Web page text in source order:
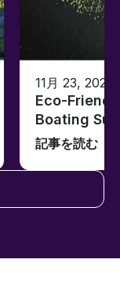
11月 23, 2022
Eco-
Boating
記事を読む